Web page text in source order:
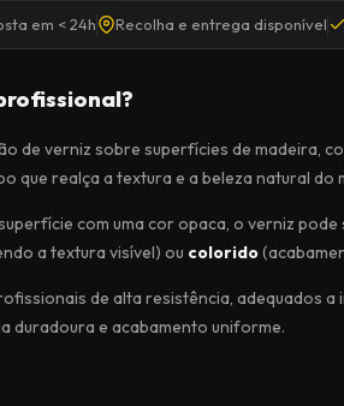
em < 24h Recolha e entrega disponível
de verniz sobre superfícies de madeira,
que realça a textura e a beleza natural do
com uma cor opaca, o verniz pode
a textura visível) ou colorido
de alta resistência, adequados
duradoura e acabamento uniforme.